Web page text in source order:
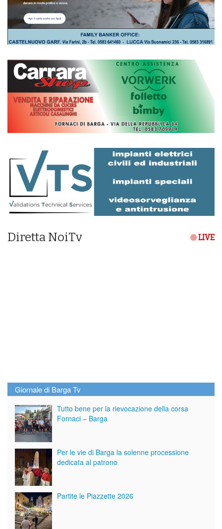
Diretta NoiTv LIVE
Giornale di Barga Tv
Tutto bene per la rievocazione della corsa
Fornaci – Barga
Per le vie di Barga la solenne processione
dedicata al patrono
Partite le Piazzette 2026